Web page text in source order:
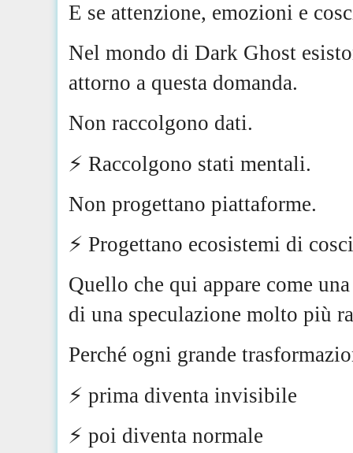
E se attenzione, emozioni e
Nel mondo di Dark Ghost
attorno a questa domanda.
Non raccolgono dati.
⚡️ Raccolgono stati mentali.
Non progettano piattaforme.
⚡️ Progettano ecosistemi di
Quello che qui appare come
di una speculazione molto più
Perché ogni grande
⚡️ prima diventa invisibile
⚡️ poi diventa normale